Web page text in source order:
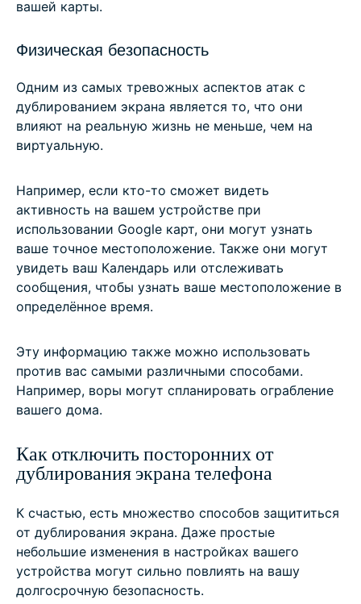
вашей карты.
Физическая безопасность
Одним из самых тревожных аспектов атак с
дублированием экрана является то, что они
влияют на реальную жизнь не меньше, чем на
виртуальную.
Например, если кто-то сможет видеть
активность на вашем устройстве при
использовании Google карт, они могут узнать
ваше точное местоположение. Также они могут
увидеть ваш Календарь или отслеживать
сообщения, чтобы узнать ваше местоположение в
определённое время.
Эту информацию также можно использовать
против вас самыми различными способами.
Например, воры могут спланировать ограбление
вашего дома.
Как отключить посторонних от
дублирования экрана телефона
К счастью, есть множество способов защититься
от дублирования экрана. Даже простые
небольшие изменения в настройках вашего
устройства могут сильно повлиять на вашу
долгосрочную безопасность.